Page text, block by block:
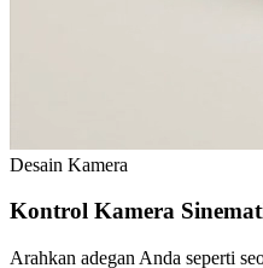
Desain Kamera
Kontrol Kamera
Arahkan adegan Anda seperti